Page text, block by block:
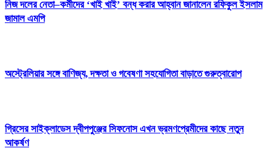
নিজ দলের নেতা–কর্মীদের ‘খাই খাই’ বন্ধ করার আহ্বান জানালেন রফিকুল ইসলাম
জামাল এমপি
অস্ট্রেলিয়ার সঙ্গে বাণিজ্য, দক্ষতা ও গবেষণা সহযোগিতা বাড়াতে গুরুত্বারোপ
গ্রিসের সাইক্লাডেস দ্বীপপুঞ্জের সিফনোস এখন ভ্রমণপ্রেমীদের কাছে নতুন
আকর্ষণ